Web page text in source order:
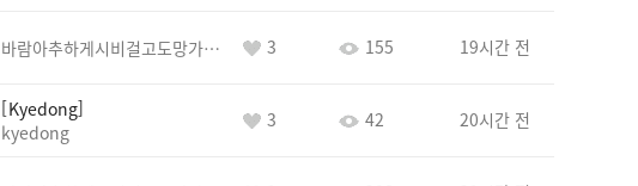
바람아추하게시비걸고도망가냐당당하게글써 3 155 19시간 전
Kyedong
kyedong
3 42 20시간 전